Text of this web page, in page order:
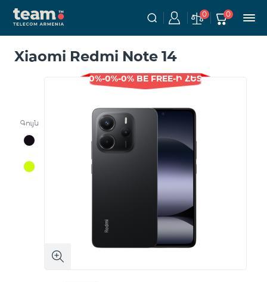
0 0
Xiaomi Redmi Note 14
Գույն
0%-0%-0% BE FREE-Ի ՀԵՏ